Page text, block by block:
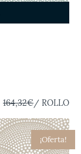
164,32€/ ROLLO
¡Oferta!